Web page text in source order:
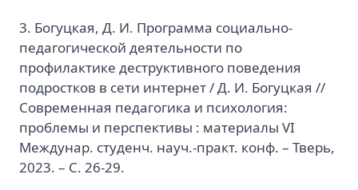
3. Богуцкая, Д. И. Программа социально-
педагогической деятельности по
профилактике деструктивного поведения
подростков в сети интернет / Д. И. Богуцкая //
Современная педагогика и психология:
проблемы и перспективы : материалы VI
Междунар. студенч. науч.-практ. конф. – Тверь,
2023. – С. 26-29.